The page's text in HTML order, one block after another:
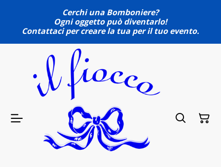
Cerchi una Bomboniere?
Ogni oggetto può diventarlo!
Contattaci per creare la tua per il tuo evento.